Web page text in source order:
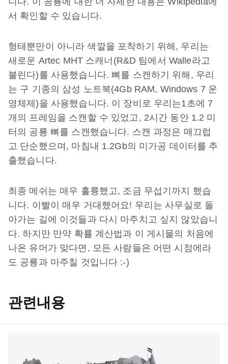
서 확인할 수 있습니다.
형태뿐만이 아니라 색깔을 포착하기 위해, 우리는
새로운 Artec MHT 스캐너(R&D 팀에서 Walle라고
불린다)를 사용했습니다. 뼈를 스캔하기 위해, 우리
는 구 기종의 삼성 노트북(4Gb RAM, Windows 7 운
영체제)을 사용했습니다. 이 장비로 우리는1초에 7
개의 프레임을 스캔할 수 있었고, 2시간 동안 1.2 미
터의 공룡 뼈를 스캔했습니다. 스캔 과정은 매끄럽
고 단순했으며, 마침내 1.2Gb의 미가공 데이터를 추
출했습니다.
최종 메쉬는 매우 훌륭했고, 조금 무섭기까지 했습
니다. 이빨이 매우 거대했어요! 우리는 사무실로 돌
아가는 길에 이것들과 다시 마주치고 싶지 않았습니
다. 하지만 만약 확률 계산법과 이 게시물의 처음에
나온 유머가 맞다면, 모든 사람들은 어떤 시점에라
도 공룡과 마주칠 것입니다 :-)
관련내용